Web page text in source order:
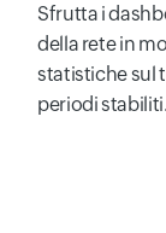
Sfrutta i
della rete in
statistiche sul
periodi stabiliti.